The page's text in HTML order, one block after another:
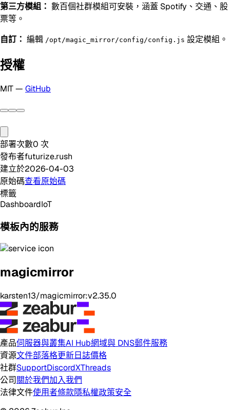
第三方模組： 數百個社群模組可安裝，涵蓋 Spotify、交通、股
票等。
自訂： 編輯 /opt/magic_mirror/config/config.js 設定模組。
授權
MIT — GitHub
部署次數0 次
發布者futurize.rush
建立於2026-04-03
原始碼查看原始碼
標籤
DashboardIoT
模板內的服務
magicmirror
karsten13/magicmirror:v2.35.0
產品伺服器與叢集AI Hub網域與 DNS郵件服務
資源文件部落格更新日誌價格
社群SupportDiscordXThreads
公司關於我們加入我們
法律文件使用者條款隱私權政策安全